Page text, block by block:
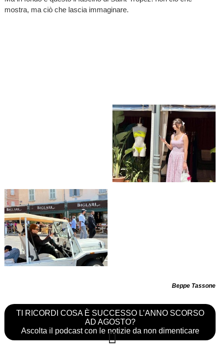
mostra, ma ciò che lascia immaginare.
Beppe Tassone
TI RICORDI COSA È SUCCESSO L’ANNO SCORSO
AD AGOSTO?
Ascolta il podcast con le notizie da non dimenticare